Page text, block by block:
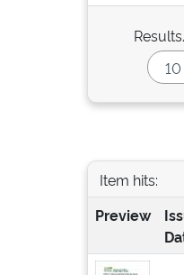
Item hits:
Preview